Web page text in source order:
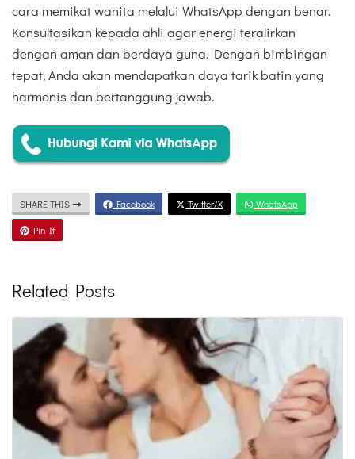
cara memikat wanita melalui WhatsApp dengan benar.
Konsultasikan kepada ahli agar energi teralirkan
dengan aman dan berdaya guna. Dengan bimbingan
tepat, Anda akan mendapatkan daya tarik batin yang
harmonis dan bertanggung jawab.
SHARE THIS Facebook Twitter/X WhatsApp
Pin It
Related Posts